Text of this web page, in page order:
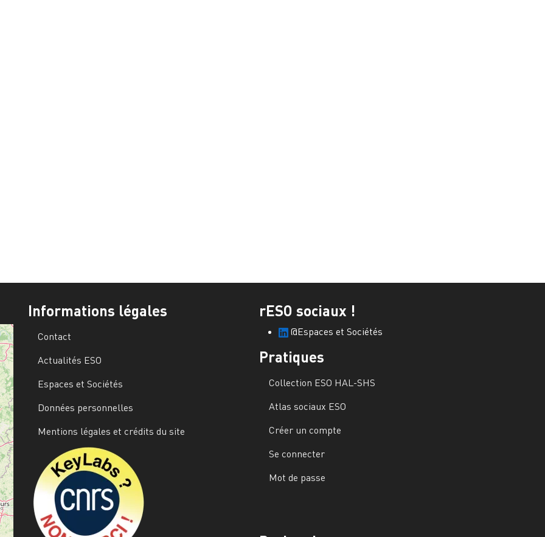
Informations légales
Contact
Actualités ESO
Espaces et Sociétés
Données personnelles
Mentions légales et crédits du site
rESO sociaux !
@Espaces et Sociétés
Pratiques
Collection ESO HAL-SHS
Atlas sociaux ESO
Créer un compte
Se connecter
Mot de passe